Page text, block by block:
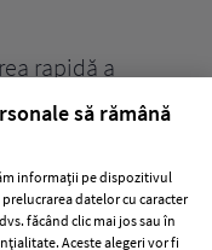
rapidă a
să rămână
informații pe dispozitivul
datelor cu caracter
făcând clic mai jos sau în
Aceste alegeri vor fi